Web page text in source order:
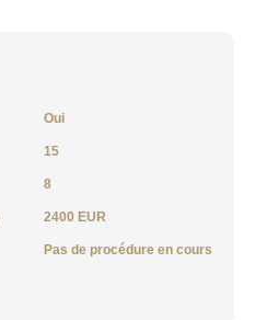
Oui
15
8
2400 EUR
Pas de procédure en cours